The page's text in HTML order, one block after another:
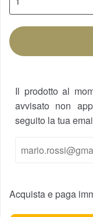
Il prodotto al
avvisato non
seguito la tua
Acquista e paga